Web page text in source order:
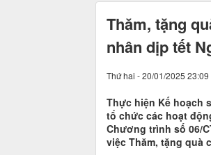
Thăm, tặng
nhân dịp tết
Thứ hai - 20/01/2025 23:09
Thực hiện Kế hoạch
tổ chức các hoạt
Chương trình số 06/
việc Thăm, tặng quà